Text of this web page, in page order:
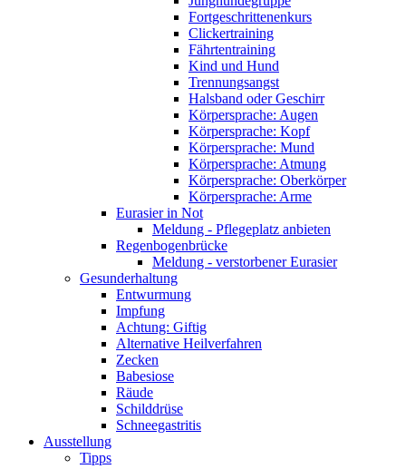
Fortgeschrittenenkurs
Clickertraining
Fährtentraining
Kind und Hund
Trennungsangst
Halsband oder Geschirr
Körpersprache: Augen
Körpersprache: Kopf
Körpersprache: Mund
Körpersprache: Atmung
Körpersprache: Oberkörper
Körpersprache: Arme
Eurasier in Not
Meldung - Pflegeplatz anbieten
Regenbogenbrücke
Meldung - verstorbener Eurasier
Gesunderhaltung
Entwurmung
Impfung
Achtung: Giftig
Alternative Heilverfahren
Zecken
Babesiose
Räude
Schilddrüse
Schneegastritis
Ausstellung
Tipps